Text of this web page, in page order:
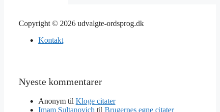
Copyright © 2026 udvalgte-ordsprog.dk
Kontakt
Nyeste kommentarer
Anonym til Kloge citater
Imam Sultanovich til Brugernes egne citater